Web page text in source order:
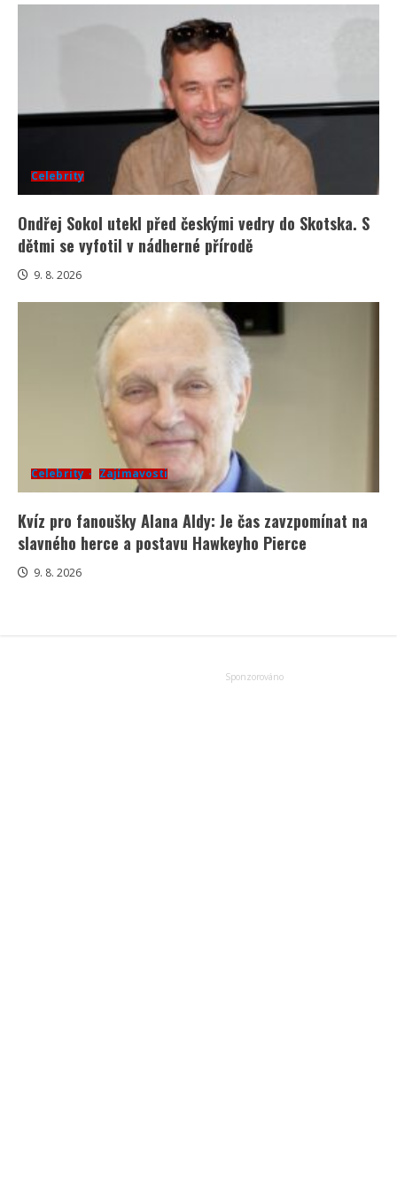
Celebrity
Ondřej Sokol utekl před českými vedry do Skotska. S
dětmi se vyfotil v nádherné přírodě
9. 8. 2026
Celebrity Zajímavosti
Kvíz pro fanoušky Alana Aldy: Je čas zavzpomínat na
slavného herce a postavu Hawkeyho Pierce
9. 8. 2026